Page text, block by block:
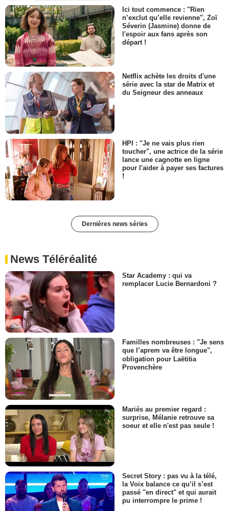
Ici tout commence : "Rien
n’exclut qu’elle revienne", Zoï
Séverin (Jasmine) donne de
l'espoir aux fans après son
départ !
Netflix achète les droits d'une
série avec la star de Matrix et
du Seigneur des anneaux
HPI : "Je ne vais plus rien
toucher", une actrice de la série
lance une cagnotte en ligne
pour l'aider à payer ses factures
!
Dernières news séries
News Téléréalité
Star Academy : qui va
remplacer Lucie Bernardoni ?
Familles nombreuses : "Je sens
que l’aprem va être longue",
obligation pour Laëtitia
Provenchère
Mariés au premier regard :
surprise, Mélanie retrouve sa
soeur et elle n'est pas seule !
Secret Story : pas vu à la télé,
la Voix balance ce qu’il s’est
passé "en direct" et qui aurait
pu interrompre le prime !